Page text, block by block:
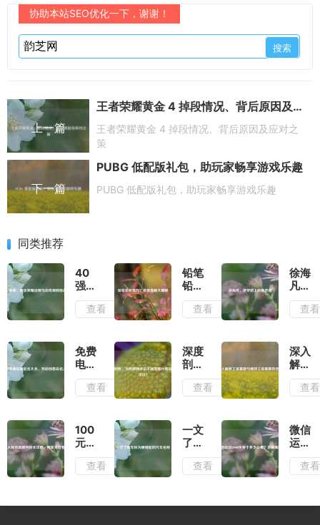
协助本站SEO优化一下，谢谢！
上一篇
王者荣耀黄金 4 掉段情况、背后原因及应对之策
王者荣耀黄金 4 掉段情况、背后原因及应对之
策
下一篇
PUBG 低配版礼包，助玩家畅享游戏乐趣
PUBG 低配版礼包，助玩家畅享游戏乐趣
同类推荐
40
强
赛，
国足
与出
线规
则挑
查看
铅笔
铅有
毒
吗？
大揭
秘
查看
徐海
凡，
逐梦
路上
查看
免费
电商
店铺
起名
开启
创意
之旅
查看
深度
剖
析，
为何
不能
发图
片而
别人
却可
查看
深入
解析
工资
基数
资基
数的
查看
100
元人
民币
真假
略，
查看
一文
了解
车标
为眼
车名
查看
微信
运动
步等
里？
查看